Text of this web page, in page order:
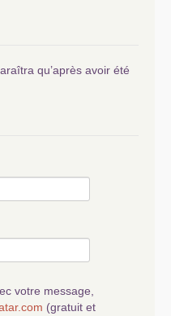
qu’après avoir été
votre message,
(gratuit et